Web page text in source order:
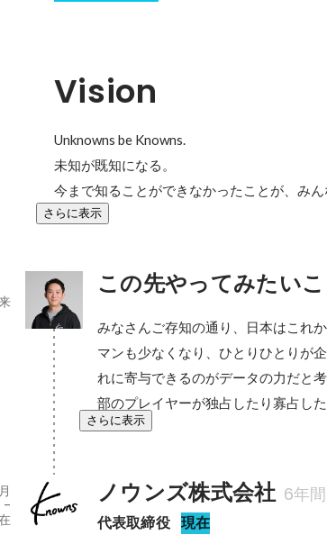
Vision
Unknowns be Knowns.
未知が既知になる。
今まで知ることができなかったことが、み
さらに表示
この先やってみたいこ
みなさんご存知の通り、日本はこれ
マンも少なくなり、ひとりひとりが
れに寄与できるのがデータの力だと
部のプレイヤーが独占したり寡占し
さらに表示
ノウンズ株式会社 6年間
代表取締役 現在
-